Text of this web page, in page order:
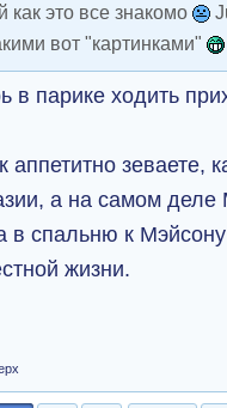
как это все знакомо
вот "картинками"
в парике ходить
аппетитно зеваете,
а на самом деле
в спальню к
жизни.